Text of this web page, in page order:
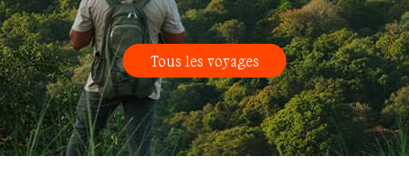
Tous les voyages